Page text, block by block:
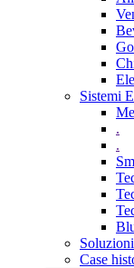
Sistemi
.
.
Case